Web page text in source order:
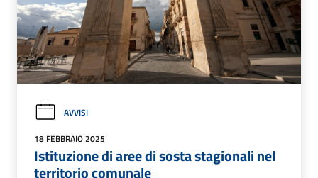
AVVISI
18 FEBBRAIO 2025
Istituzione di aree di sosta stagionali nel
territorio comunale